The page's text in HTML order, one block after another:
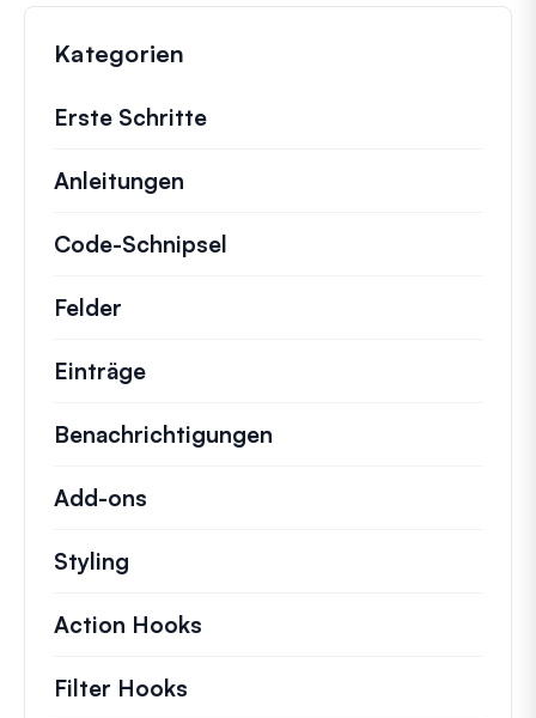
Kategorien
Erste Schritte
Anleitungen
Code-Schnipsel
Felder
Einträge
Benachrichtigungen
Add-ons
Styling
Action Hooks
Filter Hooks